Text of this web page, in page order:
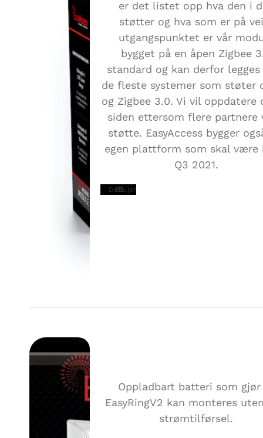
er det listet opp hva den i
støtter og hva som er på
utgangspunktet er vår
bygget på en åpen Zigbee
standard og kan derfor
de fleste systemer som støter
og Zigbee 3.0. Vi vil oppdatere
siden ettersom flere partnere
støtte. EasyAccess bygger
egen plattform som skal være
Q3 2021.
Detaljer
Oppladbart batteri som
EasyRingV2 kan monteres
strømtilførsel.